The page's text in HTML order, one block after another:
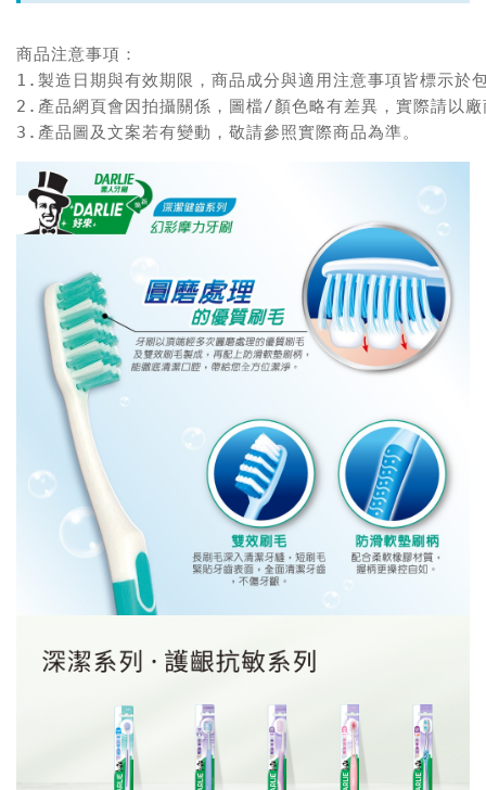
商品注意事項：
1.製造日期與有效期限，商品成分與適用注意事項皆標示於
2.產品網頁會因拍攝關係，圖檔/顏色略有差異，實際請以
3.產品圖及文案若有變動，敬請參照實際商品為準。